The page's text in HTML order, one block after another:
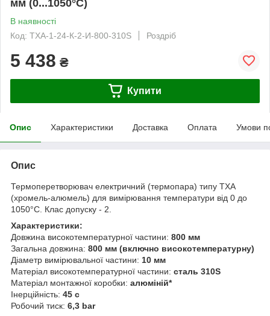
мм (0...1050°C)
В наявності
Код: ТХА-1-24-К-2-И-800-310S
Роздріб
5 438 ₴
Купити
Опис Характеристики Доставка Оплата Умови
Опис
Термоперетворювач електричний (термопара) типу ТХА
(хромель-алюмель) для вимірювання температури від 0 до
1050°C. Клас допуску - 2.
Характеристики:
Довжина високотемпературної частини: 800 мм
Загальна довжина: 800 мм (включно високотемпературну)
Діаметр вимірювальної частини: 10 мм
Матеріал високотемпературної частини: сталь 310S
Матеріал монтажної коробки: алюміній*
Інерційність: 45 с
Робочий тиск: 6,3 bar